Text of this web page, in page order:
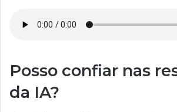
Posso confiar nas
da IA?